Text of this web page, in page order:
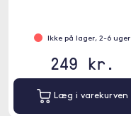
Ikke på lager, 2-6 uger
249 kr.
Læg i varekurven